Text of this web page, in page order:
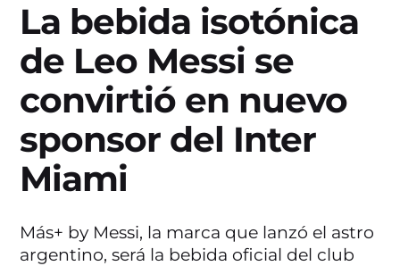
La bebida isotónica
de Leo Messi se
convirtió en nuevo
sponsor del Inter
Miami
Más+ by Messi, la marca que lanzó el astro
argentino, será la bebida oficial del club